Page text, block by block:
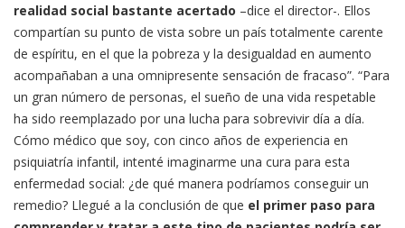
realidad social bastante acertado –dice el director-. Ellos
compartían su punto de vista sobre un país totalmente carente
de espíritu, en el que la pobreza y la desigualdad en aumento
acompañaban a una omnipresente sensación de fracaso”. “Para
un gran número de personas, el sueño de una vida respetable
ha sido reemplazado por una lucha para sobrevivir día a día.
Cómo médico que soy, con cinco años de experiencia en
psiquiatría infantil, intenté imaginarme una cura para esta
enfermedad social: ¿de qué manera podríamos conseguir un
remedio? Llegué a la conclusión de que el primer paso para